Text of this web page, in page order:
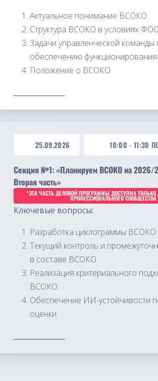
Актуальное понимание ВСОКО
Структура ВСОКО в условиях
Задачи управленческой команды
обеспечению
Положение о ВСОКО
25.09.2026 10:00 -11:30
Секция №1: «Планируем ВСОКО на 2026/
Вторая часть»
*ЭТА ЧАСТЬ ДЕЛОВОЙ ПРОГРАММЫ ДОСТУПНА
ПРОФЕССИОНАЛЬНОГО СООБЩЕСТВА
Ключевые вопросы:
Разработка циклограммы ВСОКО
Текущий контроль и
в составе ВСОКО
Реализация критериального
ВСОКО
Обеспечение ИИ-устойчивости
оценки